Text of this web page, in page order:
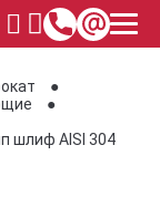
шлиф AISI 304